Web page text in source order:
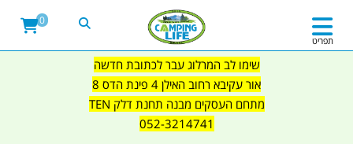
שימו לב המרלוג עבר לכתובת חדשה
אור עקיבא רחוב האילן 4 פינת הדס 8
מתחם העסקים מבנה תחנת דלק TEN
052-3214741
תפריט
0